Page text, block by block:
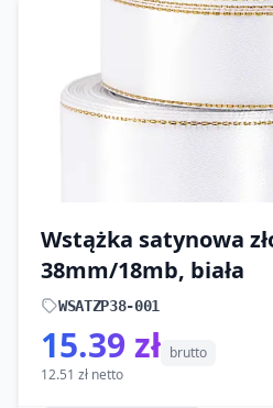
Wstążka satynowa
38mm/18mb, biała
WSATZP38-001
15.39 zł brutto
12.51 zł netto